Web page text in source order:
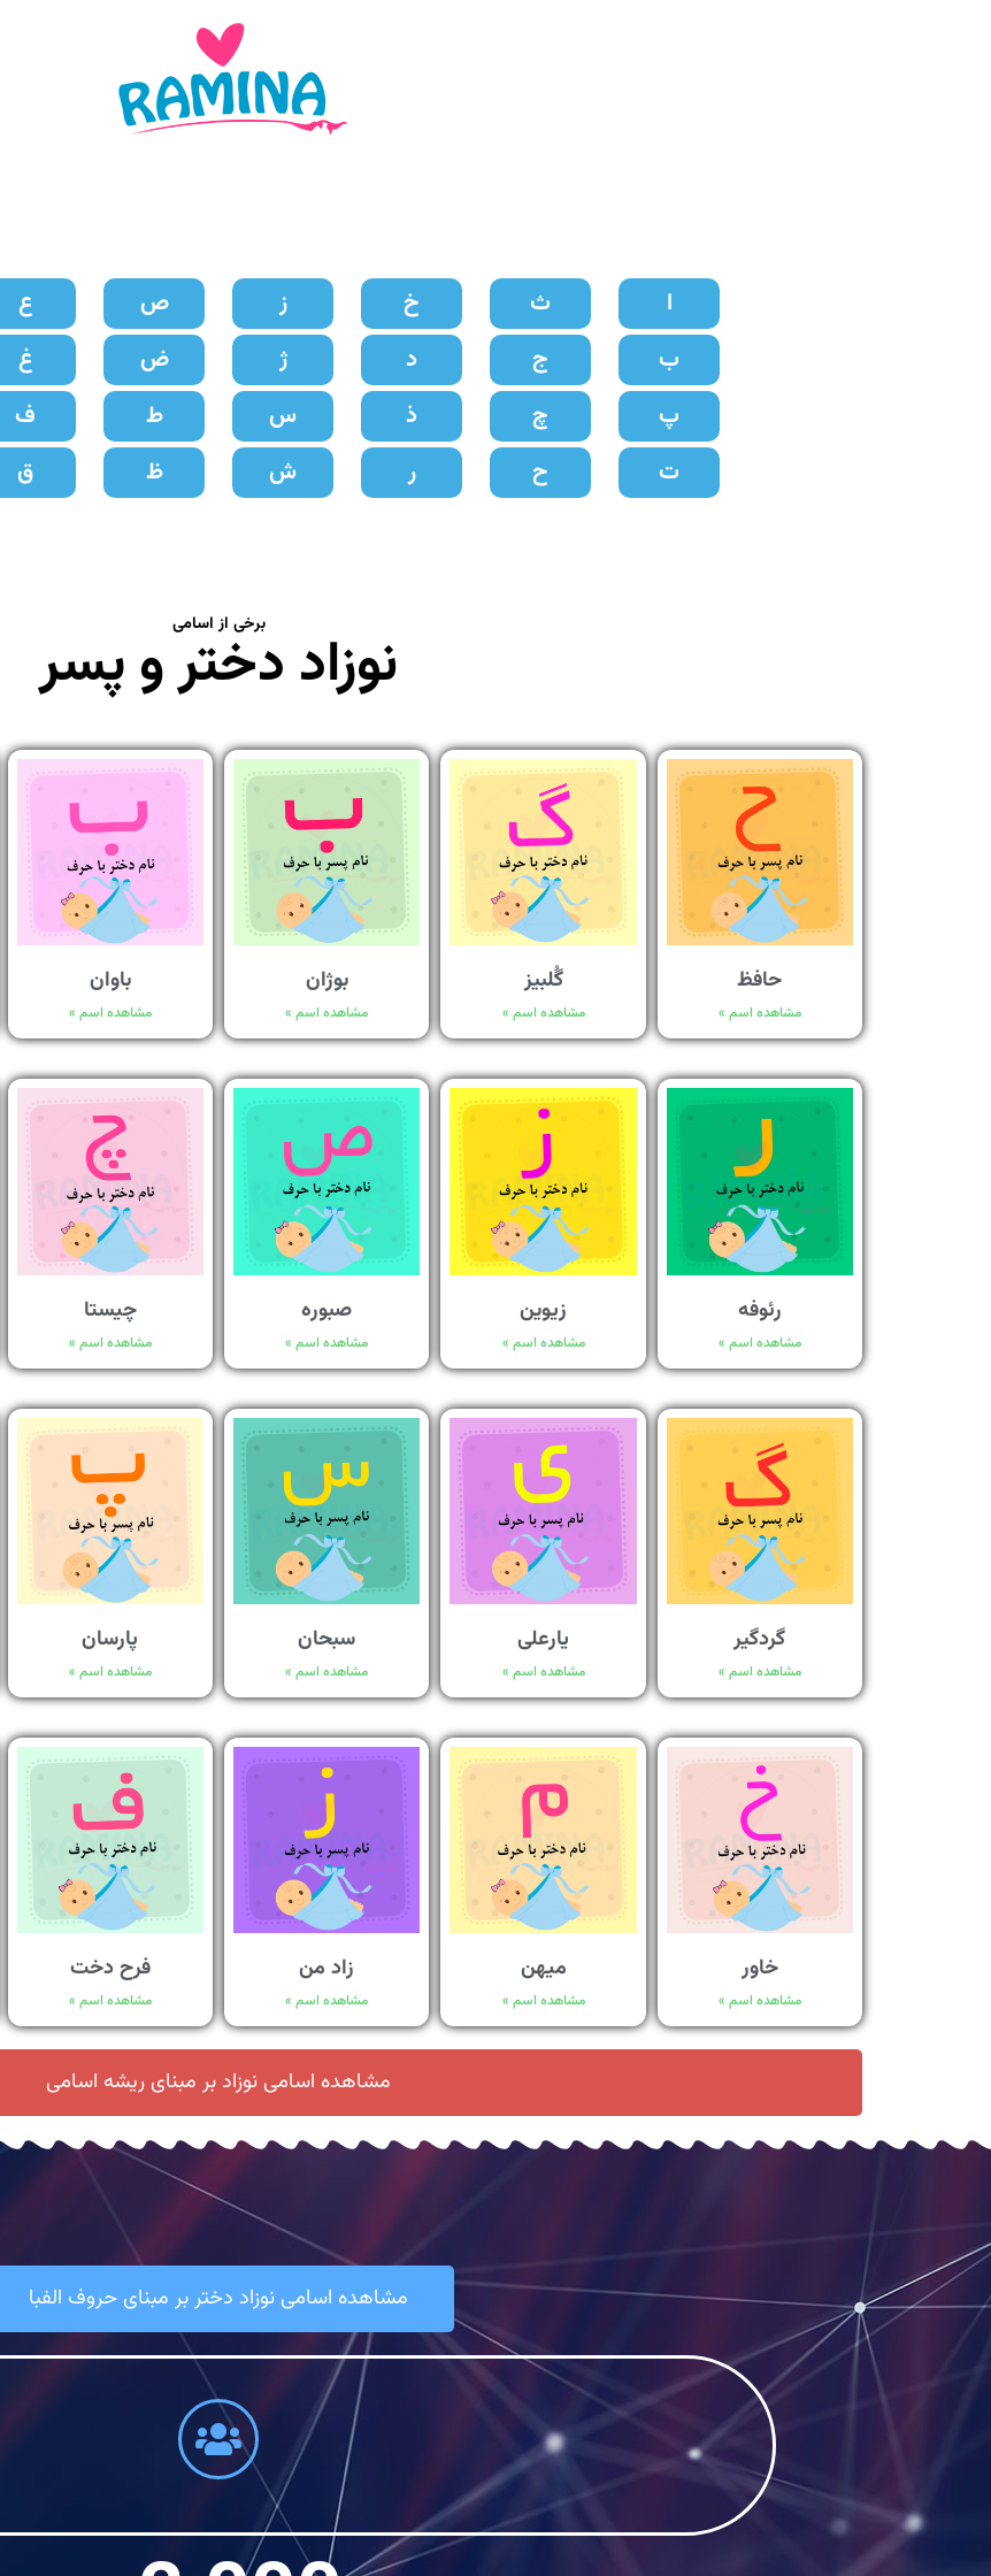
ا
ب
پ
ت
ث
ج
چ
ح
خ
د
ذ
ر
ز
ژ
س
ش
ص
ض
ط
ظ
ع
غ
ف
ق
برخی از اسامی
نوزاد دختر و پسر
حافظ
مشاهده اسم »
گُلبیز
مشاهده اسم »
بوژان
مشاهده اسم »
باوان
مشاهده اسم »
رئوفه
مشاهده اسم »
زیوین
مشاهده اسم »
صبوره
مشاهده اسم »
چیستا
مشاهده اسم »
گردگیر
مشاهده اسم »
یارعلی
مشاهده اسم »
سبحان
مشاهده اسم »
پارسان
مشاهده اسم »
خاور
مشاهده اسم »
میهن
مشاهده اسم »
زاد من
مشاهده اسم »
فرح دخت
مشاهده اسم »
مشاهده اسامی نوزاد بر مبنای ریشه اسامی
مشاهده اسامی نوزاد دختر بر مبنای حروف الفبا